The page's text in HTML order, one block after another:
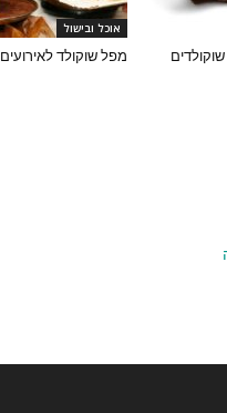
אוכל ובישול
מפל שוקולד לאירועים